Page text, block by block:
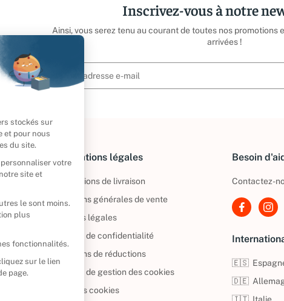
Inscrivez-vous à notre
Ainsi, vous serez tenu au courant de toutes nos
arrivées !
Informations légales
Informations de livraison
Conditions générales de vente
Mentions légales
Politique de confidentialité
Conditions de réductions
Politique de gestion des cookies
Gérer vos cookies
Besoin
Contactez-
🇪🇸
🇩🇪